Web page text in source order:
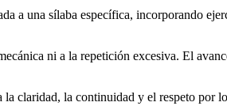
a una sílaba específica, incorporando
ni a la repetición excesiva. El
claridad, la continuidad y el respeto por